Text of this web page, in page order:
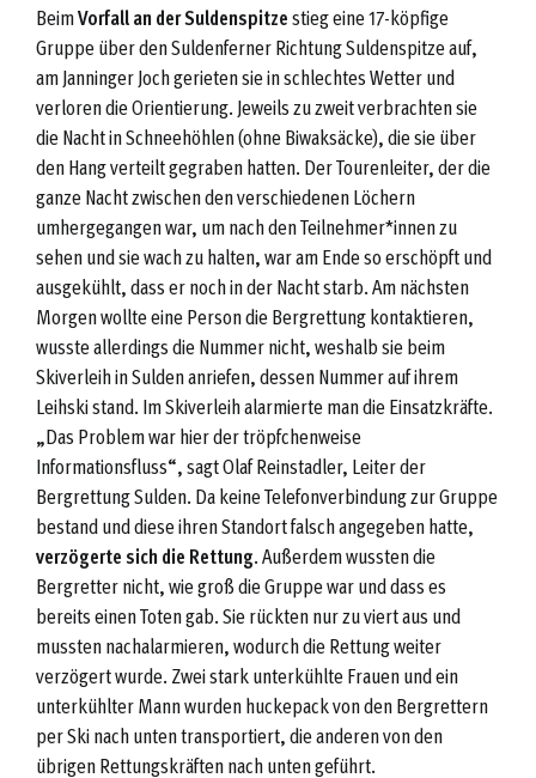
BeimVorfall an der Suldenspitzestieg eine 17-köpfige
Gruppe über den Suldenferner Richtung Suldenspitze auf,
am Janninger Joch gerieten sie in schlechtes Wetter und
verloren die Orientierung. Jeweils zu zweit verbrachten sie
die Nacht in Schneehöhlen (ohne Biwaksäcke), die sie über
den Hang verteilt gegraben hatten. Der Tourenleiter, der die
ganze Nacht zwischen den verschiedenen Löchern
umhergegangen war, um nach den Teilnehmer*innen zu
sehen und sie wach zu halten, war am Ende so erschöpft und
ausgekühlt, dass er noch in der Nacht starb. Am nächsten
Morgen wollte eine Person die Bergrettung kontaktieren,
wusste allerdings die Nummer nicht, weshalb sie beim
Skiverleih in Sulden anriefen, dessen Nummer auf ihrem
Leihski stand. Im Skiverleih alarmierte man die Einsatzkräfte.
„Das Problem war hier der tröpfchenweise
Informationsfluss“, sagt Olaf Reinstadler, Leiter der
Bergrettung Sulden. Da keine Telefonverbindung zur Gruppe
bestand und diese ihren Standort falsch angegeben hatte,
verzögerte sich die Rettung. Außerdem wussten die
Bergretter nicht, wie groß die Gruppe war und dass es
bereits einen Toten gab. Sie rückten nur zu viert aus und
mussten nachalarmieren, wodurch die Rettung weiter
verzögert wurde. Zwei stark unterkühlte Frauen und ein
unterkühlter Mann wurden huckepack von den Bergrettern
per Ski nach unten transportiert, die anderen von den
übrigen Rettungskräften nach unten geführt.